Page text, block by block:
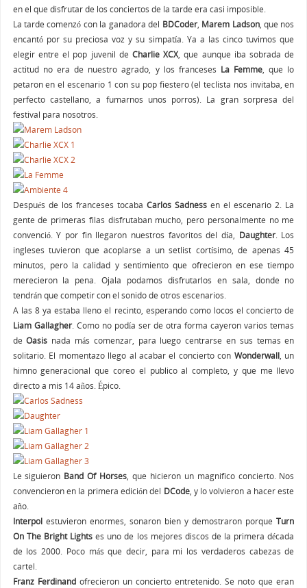
en el que disfrutar de los conciertos de la tarde era casi imposible.
La tarde comenzó con la ganadora del BDCoder, Marem Ladson, que nos
encantó por su preciosa voz y su simpatía. Ya a las cinco tuvimos que
elegir entre el pop juvenil de Charlie XCX, que aunque iba sobrada de
actitud no era de nuestro agrado, y los franceses La Femme, que lo
petaron en el escenario 1 con su pop fiestero (el teclista nos invitaba, en
perfecto castellano, a fumarnos unos porros). La gran sorpresa del
festival para nosotros.
Después de los franceses tocaba Carlos Sadness en el escenario 2. La
gente de primeras filas disfrutaban mucho, pero personalmente no me
convenció. Y por fin llegaron nuestros favoritos del día, Daughter. Los
ingleses tuvieron que acoplarse a un setlist cortísimo, de apenas 45
minutos, pero la calidad y sentimiento que ofrecieron en ese tiempo
merecieron la pena. Ojala podamos disfrutarlos en sala, donde no
tendrán que competir con el sonido de otros escenarios.
A las 8 ya estaba lleno el recinto, esperando como locos el concierto de
Liam Gallagher. Como no podía ser de otra forma cayeron varios temas
deOasis nada más comenzar, para luego centrarse en sus temas en
solitario. El momentazo llego al acabar el concierto con Wonderwall, un
himno generacional que coreo el publico al completo, y que me llevo
directo a mis 14 años. Épico.
Le siguieron Band Of Horses, que hicieron un magnifico concierto. Nos
convencieron en la primera edición del DCode, y lo volvieron a hacer este
año.
Interpolestuvieron enormes, sonaron bien y demostraron porqueTurn
On The Bright Lights es uno de los mejores discos de la primera década
de los 2000. Poco más que decir, para mi los verdaderos cabezas de
cartel.
Franz Ferdinandofrecieron un concierto entretenido. Se noto que eran